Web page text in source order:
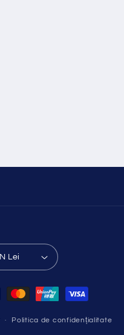
România | RON Lei
Politica de confidențialitate